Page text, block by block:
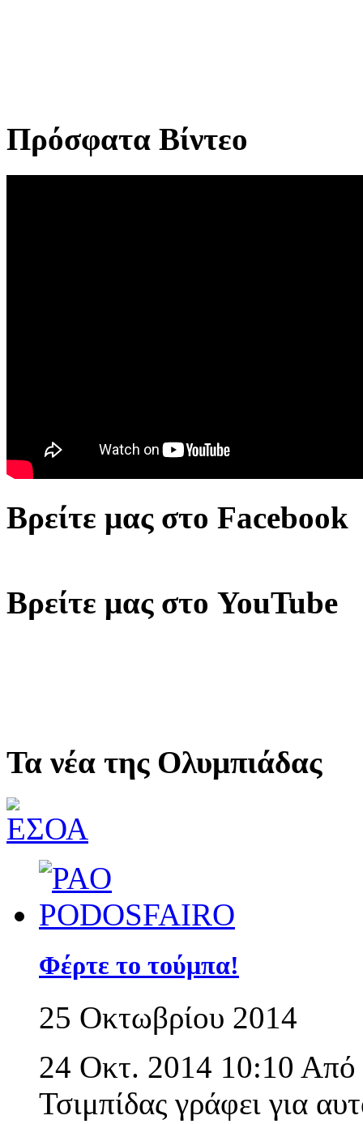
Πρόσφατα Βίντεο
Βρείτε μας στο Facebook
Βρείτε μας στο YouTube
Τα νέα της Ολυμπιάδας
Φέρτε το τούμπα!
25 Οκτωβρίου 2014
24 Οκτ. 2014 10:10
Τσιμπίδας γράφει για